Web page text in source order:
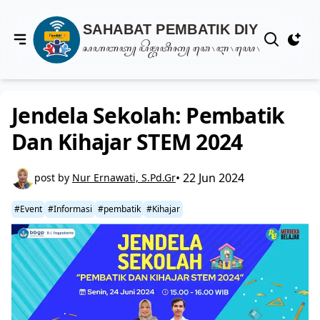
View
Jendela Sekolah: Pembatik
Dan Kihajar STEM 2024
post by Nur Ernawati, S.Pd.Gr• 22 Jun 2024
#Event #Informasi #pembatik #Kihajar